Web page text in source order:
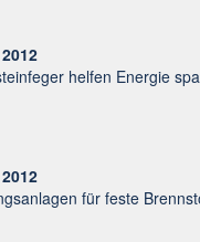
helfen Energie
für feste